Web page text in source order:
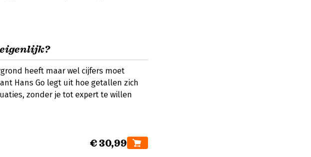
heeft maar wel cijfers moet
Hans Go legt uit hoe getallen zich
zonder je tot expert te willen
€ 30,99